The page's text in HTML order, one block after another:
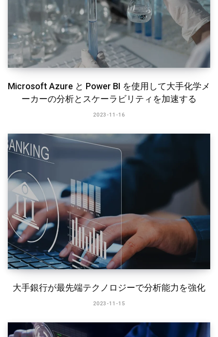
Microsoft Azure と Power BI を使用して大手化学メ
ーカーの分析とスケーラビリティを加速する
2023-11-16
大手銀行が最先端テクノロジーで分析能力を強化
2023-11-15